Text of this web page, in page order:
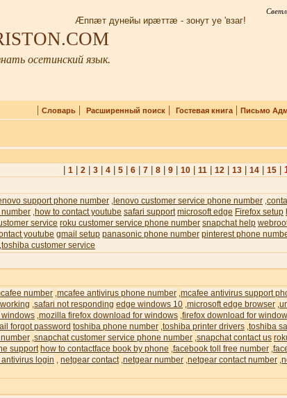
Æппæт дунейы ирæттæ - зонут уе 'взаг!
осетинский язык.
| Словарь| Расширенный поиск| Гостевая книга| Письмо
1| 2| 3| 4| 5| 6| 7| 8| 9| 10| 11| 12| 13| 14| 15|
support phone number lenovo customer service phone number
how to contact youtube safari support microsoft edge Firefox setup
service roku customer service phone number snapchat help
youtube gmail setup panasonic phone number pinterest phone
toshiba customer service
number mcafee antivirus phone number mcafee antivirus support
safari not responding edge windows 10 microsoft edge browser
mozilla firefox download for windows firefox download for
forgot password toshiba phone number toshiba printer drivers toshiba
snapchat customer service phone number snapchat contact us
support how to contactface book by phone facebook toll free number
login netgear contact netgear number netgear contact number